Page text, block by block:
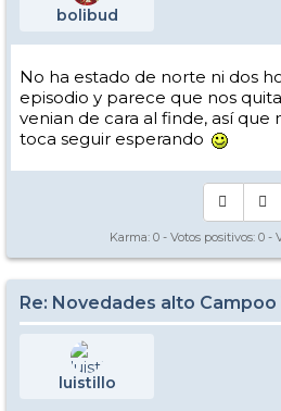
bolibud
No ha estado de norte ni dos
episodio y parece que nos
venian de cara al finde, así
toca seguir esperando
Karma: 0 - Votos positivos: 0 -
Re: Novedades alto Campoo
luistillo